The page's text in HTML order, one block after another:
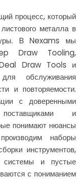
процесс, который
металла в
В Nexams мы
Draw Tooling,
Deal Draw Tools и
обслуживания
и повторяемости.
с доверенными
и
понимают нюансы
наборы
инструментов,
системы и пустые
с пониманием